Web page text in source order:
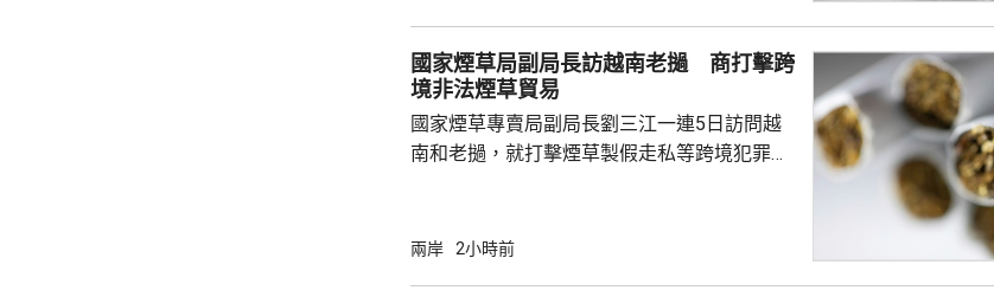
移群眾，組織力量搶修道路並恢復通信。 渭南
市潼關縣亦傳出災情，有山泥傾瀉導致民房倒
塌，最少1人失蹤，當局正搜...
國家煙草局副局長訪越南老撾 商打擊跨
境非法煙草貿易
國家煙草專賣局副局長劉三江一連5日訪問越
南和老撾，就打擊煙草製假走私等跨境犯罪和
工作會談，就加強執法協作和情報信息互通、
兩岸 2小時前